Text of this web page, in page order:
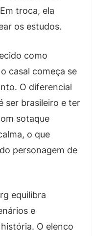
troca, ela
os estudos.
como
casal começa se
O diferencial
ser brasileiro e ter
sotaque
o que
personagem de
equilibra
e
O elenco